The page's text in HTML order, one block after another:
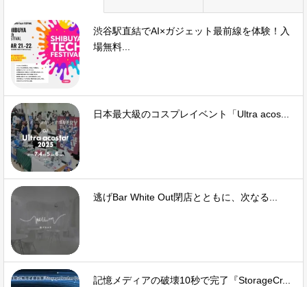
渋谷駅直結でAI×ガジェット最前線を体験！入
場無料...
日本最大級のコスプレイベント「Ultra acos...
逃げBar White Out閉店とともに、次なる...
記憶メディアの破壊10秒で完了『StorageCr...